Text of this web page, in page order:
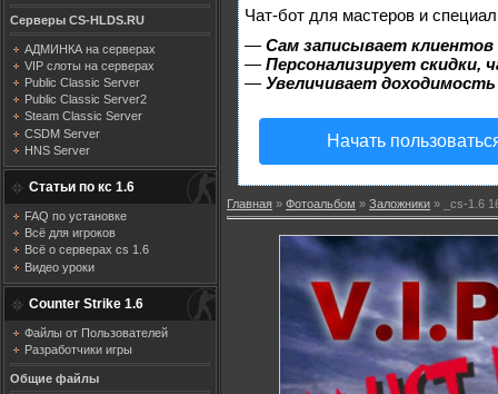
Серверы CS-HLDS.RU
АДМИНКА на серверах
VIP слоты на серверах
Public Classic Server
Public Classic Server2
Steam Classic Server
CSDM Server
HNS Server
Статьи по кс 1.6
FAQ по установке
Всё для игроков
Всё о серверах cs 1.6
Видео уроки
Counter Strike 1.6
Файлы от Пользователей
Разработчики игры
Общие файлы
Чат-бот для мастеров и
— Сам записывает
— Персонализирует скидки,
— Увеличивает
Начать
Главная » Фотоальбом » Заложники » _cs-1.6